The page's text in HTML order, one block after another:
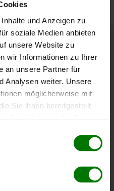
und Anzeigen zu
soziale Medien anbieten
unsere Website zu
wir Informationen zu Ihrer
an unsere Partner für
Analysen weiter. Unsere
möglicherweise mit
Sie ihnen bereitgestellt
der
Bad Gastein
und Tiefststände der
. Das dazugehörige